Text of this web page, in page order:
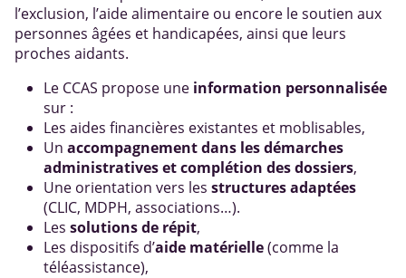
l’exclusion, l’aide alimentaire ou encore le soutien aux
personnes âgées et handicapées, ainsi que leurs
proches aidants.
Le CCAS propose une information personnalisée
sur :
Les aides financières existantes et moblisables,
Un accompagnement dans les démarches
administratives et complétion des dossiers,
Une orientation vers les structures adaptées
(CLIC, MDPH, associations…).
Les solutions de répit,
Les dispositifs d’aide matérielle(comme la
téléassistance),